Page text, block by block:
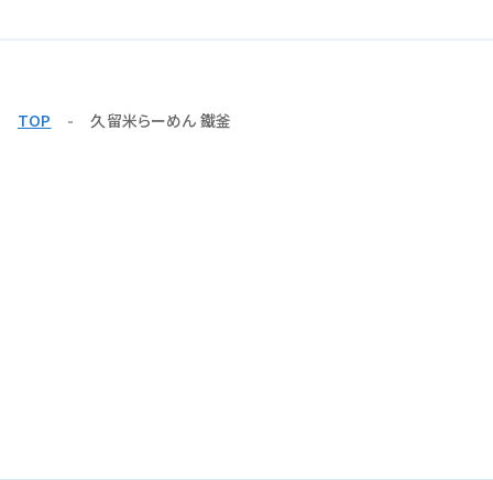
TOP 久留米らーめん 鐵釜